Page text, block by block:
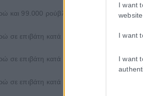
I want
I want
I want
και 99.000 ρούβλια Ρωσίας σε επιβάτη
σε επιβάτη κατά την άφιξη του από Τελ
σε επιβάτη κατά την άφιξη του από Τελ
σε επιβάτη κατά την άφιξη του από